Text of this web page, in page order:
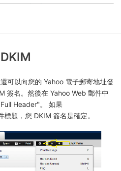
可以向您的 Yahoo 電子郵寄地址發
簽名。然後在 Yahoo Web 郵件中
Header"。 如果
題，您 DKIM 簽名是確定。